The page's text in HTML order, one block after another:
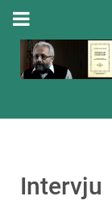
Intervju